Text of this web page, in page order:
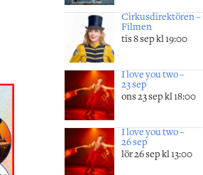
Cirkusdirektören –
Filmen
tis 8 sep kl 19:00
I love you two –
23 sep
ons 23 sep kl 18:00
I love you two –
26 sep
lör 26 sep kl 13:00